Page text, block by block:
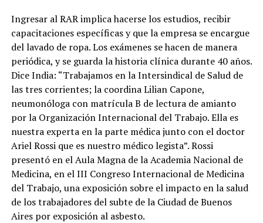
Ingresar al RAR implica hacerse los estudios, recibir
capacitaciones específicas y que la empresa se encargue
del lavado de ropa. Los exámenes se hacen de manera
periódica, y se guarda la historia clínica durante 40 años.
Dice India: “Trabajamos en la Intersindical de Salud de
las tres corrientes; la coordina Lilian Capone,
neumonóloga con matrícula B de lectura de amianto
por la Organización Internacional del Trabajo. Ella es
nuestra experta en la parte médica junto con el doctor
Ariel Rossi que es nuestro médico legista”. Rossi
presentó en el Aula Magna de la Academia Nacional de
Medicina, en el III Congreso Internacional de Medicina
del Trabajo, una exposición sobre el impacto en la salud
de los trabajadores del subte de la Ciudad de Buenos
Aires por exposición al asbesto.